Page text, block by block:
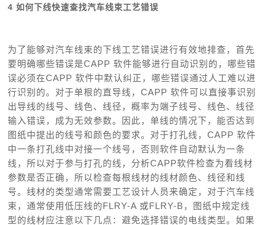
4 如何下线快速查找汽车线束工艺错误
为了能够对汽车线束的下线工艺错误进行有效地排查，首先
要明确哪些错误是CAPP 软件能够进行自动识别的，哪些错
误必须在CAPP 软件中默认纠正，哪些错误通过人工难以进
行识别的。对于单根的直导线，CAPP 软件可以直接事识别
出导线的线号、线色、线径，概率为端子线号、线色、线径
输入错误，成为无效参数。因此，单线的情况下，能否达到
图纸中提出的线号和颜色的要求。对于打孔线，CAPP 软件
中一条打孔线中对接一个线号，否则软件自动默认为一条
线，所以对于参与打孔的线，分析CAPP软件检查为看线材
参数是否正确，所以检查每根线材的线材颜色、线径和线
号。线材的类型通常需要工艺设计人员来确定，对于汽车线
束，通常使用低压线的FLRY-A 或FLRY-B，图纸中规定线
型的线材应注意以下几点：避免选择错误的电线类型。如果